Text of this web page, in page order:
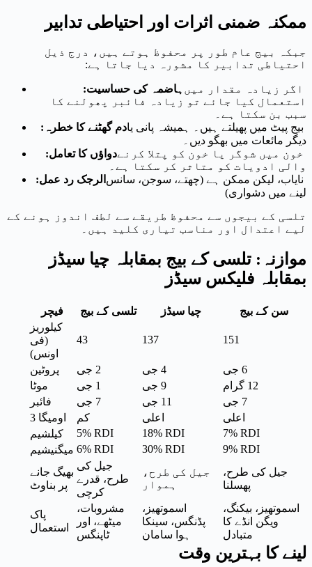
ممکنہ ضمنی اثرات اور احتیاطی تدابیر
جبکہ بیج عام طور پر محفوظ ہوتے ہیں، درج ذیل
احتیاطی تدابیر کا مشورہ دیا جاتا ہے:
ہاضمہ کی حساسیت: اگر زیادہ مقدار میں
استعمال کیا جائے تو زیادہ فائبر پھولنے کا
سبب بن سکتا ہے۔
دم گھٹنے کا خطرہ:بیج پیٹ میں پھیلتے ہیں۔ ہمیشہ پانی یا
دیگر مائعات میں بھگو دیں۔
دواؤں کا تعامل:خون میں شوگر یا خون کو پتلا کرنے
والی ادویات کو متاثر کر سکتا ہے۔
الرجک رد عمل: نایاب، لیکن ممکن ہے (چھتے، سوجن، سانس
لینے میں دشواری)
تلسی کے بیجوں سے محفوظ طریقے سے لطف اندوز ہونے کے
لیے اعتدال اور مناسب تیاری کلید ہیں۔
موازنہ: تلسی کے بیج بمقابلہ چیا سیڈز
بمقابلہ فلیکس سیڈز
فیچر تلسی کے بیج چیا سیڈز
سن کے بیج
کیلوریز
(فی
اونس)
43 137 151
پروٹین 2 جی 4 جی
6 جی
موٹا
1 جی 9 جی
12 گرام
فائبر
7 جی 11 جی
7 جی
اومیگا 3
کم اعلی
اعلی
کیلشیم
5% RDI 18% RDI
7% RDI
میگنیشیم 6% RDI 30% RDI
9% RDI
بھیگ جانے
پر بناوٹ
جیل کی
طرح، قدرے
کرچی
جیل کی طرح،
ہموار
جیل کی طرح،
پھسلنا
پاک
استعمال
مشروبات،
میٹھے، اور
ٹاپنگس
اسموتھیز،
پڈنگس، سینکا
ہوا سامان
اسموتھیز، بیکنگ،
ویگن انڈے کا
متبادل
لینے کا بہترین وقت